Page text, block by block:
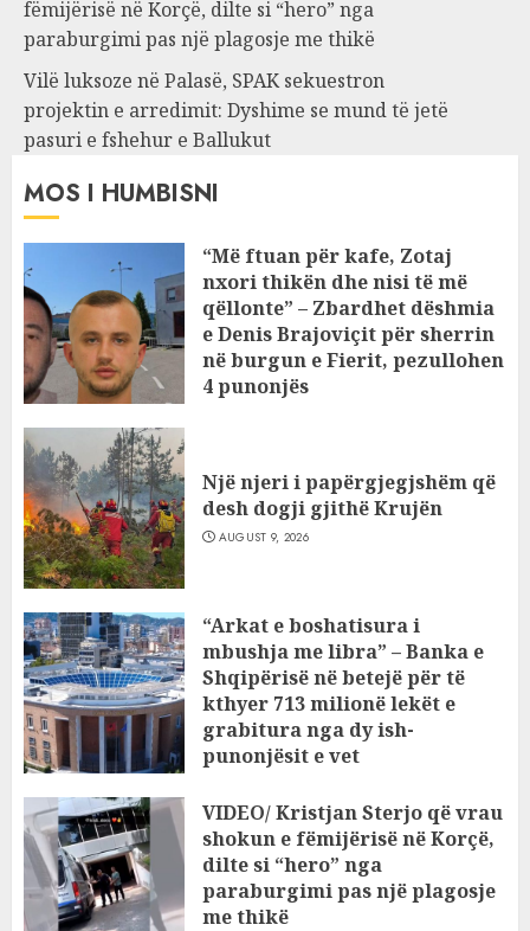
fëmijërisë në Korçë, dilte si “hero” nga
paraburgimi pas një plagosje me thikë
Vilë luksoze në Palasë, SPAK sekuestron
projektin e arredimit: Dyshime se mund të jetë
pasuri e fshehur e Ballukut
MOS I HUMBISNI
“Më ftuan për kafe, Zotaj
nxori thikën dhe nisi të më
qëllonte” – Zbardhet dëshmia
e Denis Brajoviçit për sherrin
në burgun e Fierit, pezullohen
4 punonjës
Një njeri i papërgjegjshëm që
desh dogji gjithë Krujën
AUGUST 9, 2026
“Arkat e boshatisura i
mbushja me libra” – Banka e
Shqipërisë në betejë për të
kthyer 713 milionë lekët e
grabitura nga dy ish-
punonjësit e vet
VIDEO/ Kristjan Sterjo që vrau
shokun e fëmijërisë në Korçë,
dilte si “hero” nga
paraburgimi pas një plagosje
me thikë